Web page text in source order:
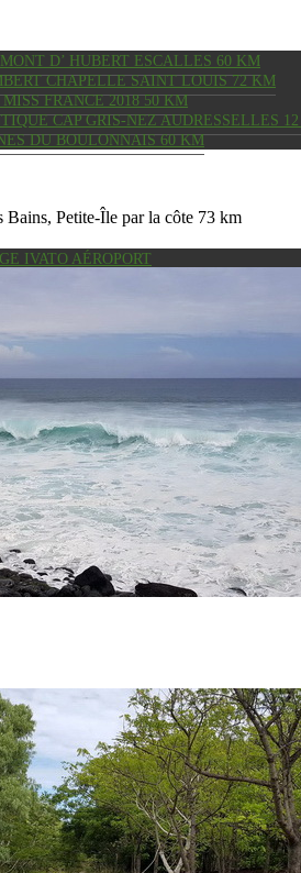
D’ HUBERT ESCALLES 60 KM
CHAPELLE SAINT LOUIS 72 KM
FRANCE 2018 50 KM
CAP GRIS-NEZ AUDRESSELLES
DU BOULONNAIS 60 KM
IVATO AÉROPORT
Bains, Petite-Île par la côte 73 km